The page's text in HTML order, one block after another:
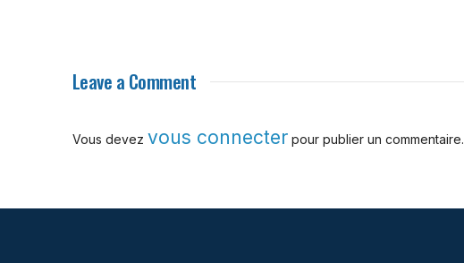
Leave a Comment
Vous devez vous connecterpour publier un commentaire.